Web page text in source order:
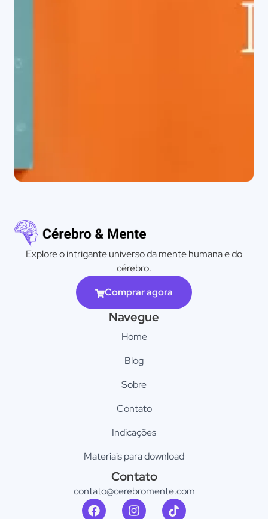
Explore o intrigante universo da mente humana e do
cérebro.
Comprar agora
Navegue
Home
Blog
Sobre
Contato
Indicações
Materiais para download
Contato
contato@cerebromente.com​